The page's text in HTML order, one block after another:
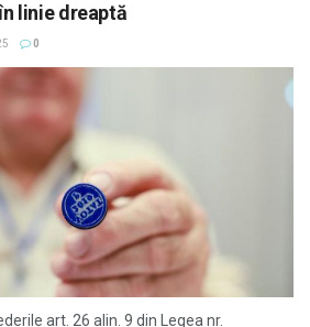
linie dreaptă
0
art. 26 alin. 9 din Legea nr.